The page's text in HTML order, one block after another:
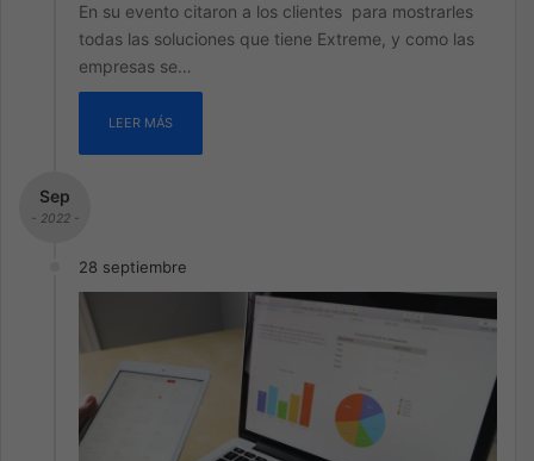
En su evento citaron a los clientes para mostrarles
todas las soluciones que tiene Extreme, y como las
empresas se…
LEER MÁS
Sep
- 2022 -
28 septiembre